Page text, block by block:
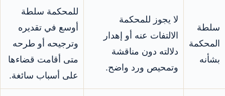
سلطة
المحكمة
بشأنه
لا يجوز للمحكمة
الالتفات عنه أو إهدار
دلالته دون مناقشة
وتمحيص ورد واضح.
للمحكمة سلطة
أوسع في تقديره
وترجيحه أو طرحه
متى أقامت قضاءها
على أسباب سائغة.